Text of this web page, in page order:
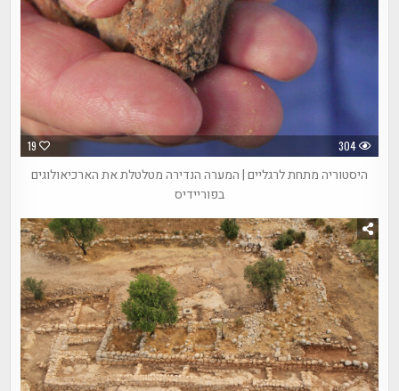
19 304
היסטוריה מתחת לרגליים | המערה הנדירה מטלטלת את הארכיאולוגים
בפוריידיס